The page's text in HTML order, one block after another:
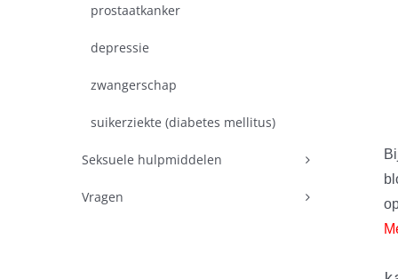
prostaatkanker
depressie
zwangerschap
suikerziekte (diabetes mellitus)
Seksuele hulpmiddelen
Vragen